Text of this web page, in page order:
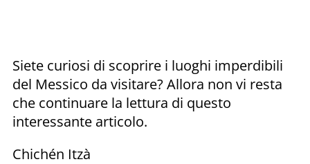
Siete curiosi di scoprire i luoghi imperdibili
del Messico da visitare? Allora non vi resta
che continuare la lettura di questo
interessante articolo.
Chichén Itzà